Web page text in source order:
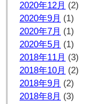
2020年12月 (2)
2020年9月 (1)
2020年7月 (1)
2020年5月 (1)
2018年11月 (3)
2018年10月 (2)
2018年9月 (2)
2018年8月 (3)